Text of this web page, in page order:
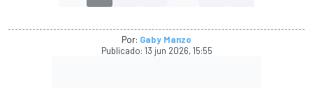
Por: Gaby Manzo
Publicado: 13 jun 2026, 15:55